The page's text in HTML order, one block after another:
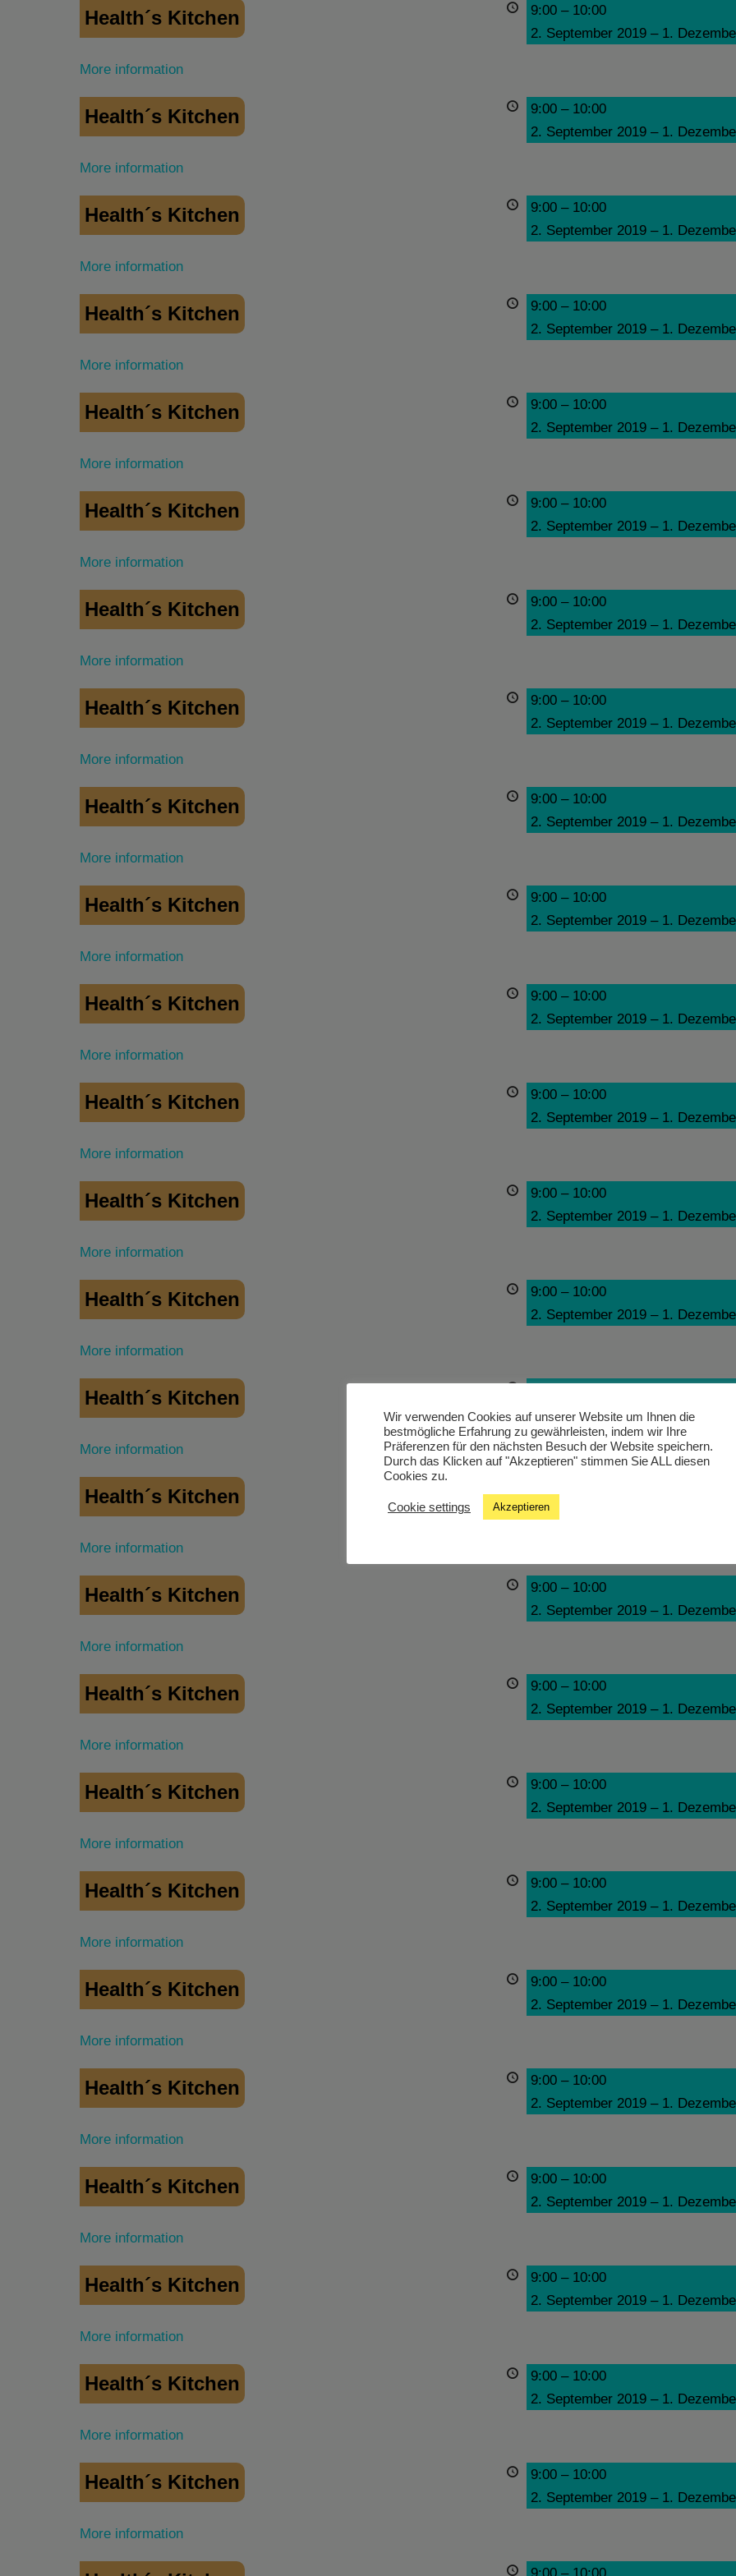
Health´s Kitchen 9:00 – 10:00
2. September 2019 – 1.
More information
Health´s Kitchen 9:00 – 10:00
2. September 2019 – 1.
More information
Health´s Kitchen 9:00 – 10:00
2. September 2019 – 1.
More information
Health´s Kitchen 9:00 – 10:00
2. September 2019 – 1.
More information
Health´s Kitchen 9:00 – 10:00
2. September 2019 – 1.
More information
Health´s Kitchen 9:00 – 10:00
2. September 2019 – 1.
More information
Health´s Kitchen 9:00 – 10:00
2. September 2019 – 1.
More information
Health´s Kitchen 9:00 – 10:00
2. September 2019 – 1.
More information
Health´s Kitchen 9:00 – 10:00
2. September 2019 – 1.
More information
Health´s Kitchen 9:00 – 10:00
2. September 2019 – 1.
More information
Health´s Kitchen 9:00 – 10:00
2. September 2019 – 1.
More information
Health´s Kitchen 9:00 – 10:00
2. September 2019 – 1.
More information
Health´s Kitchen 9:00 – 10:00
2. September 2019 – 1.
More information
Health´s Kitchen 9:00 – 10:00
2. September 2019 – 1.
More information
Health´s Kitchen
2. September 2019 –1.
More information
Health´s Kitchen
2. September 2019
1.
More information
Health´s Kitchen 9:00 – 10:00
2. September 2019 – 1.
More information
Health´s Kitchen 9:00 – 10:00
2. September 2019 – 1.
More information
Health´s Kitchen 9:00 – 10:00
2. September 2019 – 1.
More information
Health´s Kitchen 9:00 – 10:00
2. September 2019 – 1.
More information
Health´s Kitchen 9:00 – 10:00
2. September 2019 – 1.
More information
Health´s Kitchen 9:00 – 10:00
2. September 2019 – 1.
More information
Health´s Kitchen 9:00 – 10:00
2. September 2019 – 1.
More information
Health´s Kitchen 9:00 – 10:00
2. September 2019 – 1.
More information
Health´s Kitchen 9:00 – 10:00
2. September 2019 – 1.
More information
Health´s Kitchen 9:00 – 10:00
2. September 2019 – 1.
More information
Wir verwenden Cookies auf unserer Website um Ihnen die
bestmögliche Erfahrung zu gewährleisten, indem wir Ihre
Präferenzen für den nächsten Besuch der Website speichern.
Durch das Klicken auf "Akzeptieren" stimmen Sie ALL diesen
Cookies zu.
Cookie settings Akzeptieren